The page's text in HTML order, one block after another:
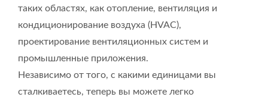
таких областях, как отопление, вентиляция и
кондиционирование воздуха (HVAC),
проектирование вентиляционных систем и
промышленные приложения.
Независимо от того, с какими единицами вы
сталкиваетесь, теперь вы можете легко